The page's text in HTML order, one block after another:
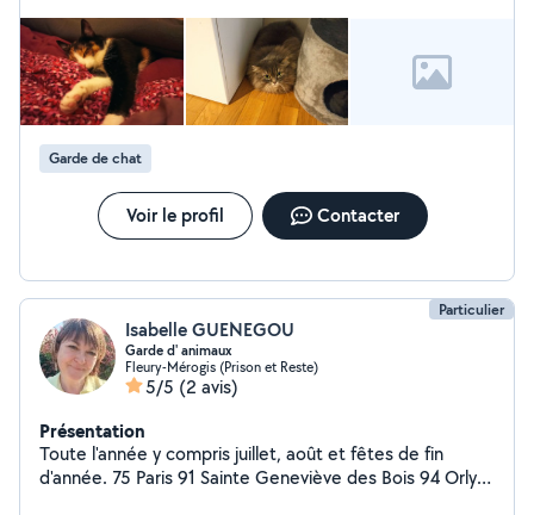
futures vacances !
Garde de chat
Voir le profil Contacter
Particulier
Isabelle GUENEGOU
Garde d' animaux
Fleury-Mérogis (Prison et Reste)
5/5 (2 avis)
Présentation
Toute l'année y compris juillet, août et fêtes de fin
d'année. 75 Paris 91 Sainte Geneviève des Bois 94 Orly